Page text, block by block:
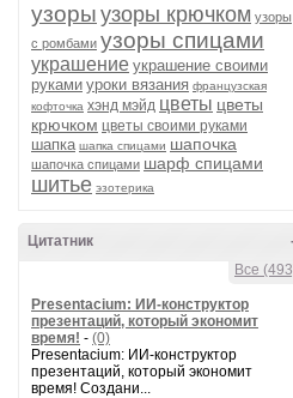
узоры узоры крючком узоры
с ромбами узоры спицами
украшение украшение своими
руками уроки вязания французская
кофточка хэнд мэйд цветы цветы
крючком цветы своими руками
шапка шапка спицами шапочка
шапочка спицами шарф спицами
шитье эзотерика
Цитатник
Все
Presentacium: ИИ‑конструктор
презентаций, который экономит
время! - (0)
Presentacium: ИИ‑конструктор
презентаций, который экономит
время! Создани...